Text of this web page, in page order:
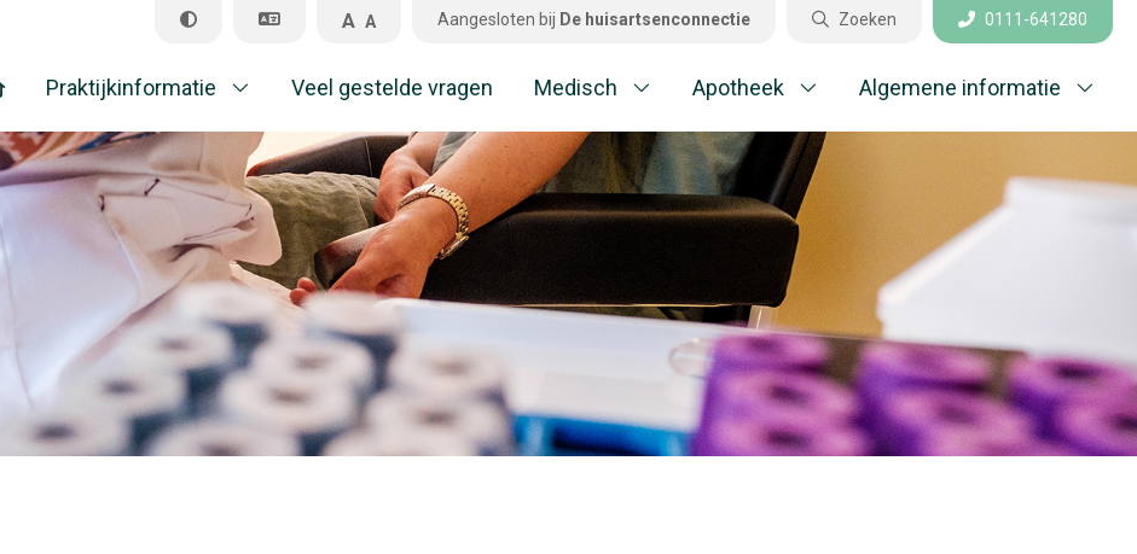
Sluiten
Veel gestelde vragen
Apotheek
A A Aangesloten bij De huisartsenconnectie Zoeken 0111-641280
Praktijkinformatie Veel gestelde vragen Medisch Apotheek Algemene informatie